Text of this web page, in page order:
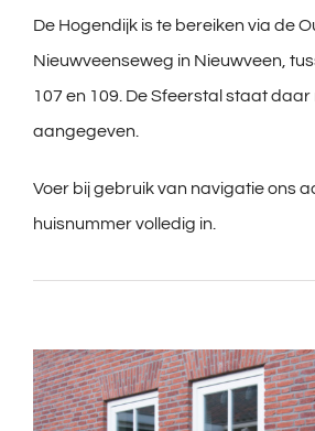
De Hogendijk is te bereiken via de
Nieuwveenseweg in Nieuwveen,
107 en 109. De Sfeerstal staat
aangegeven.
Voer bij gebruik van navigatie ons
huisnummer volledig in.